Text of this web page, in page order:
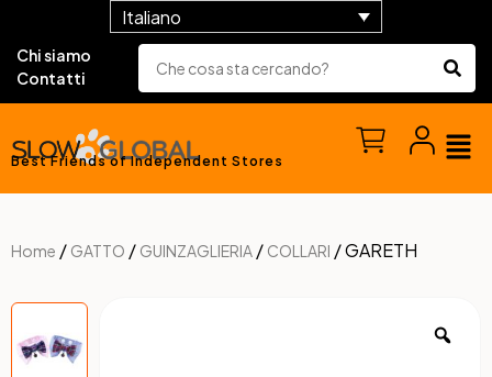
Italiano
Chi siamo
Contatti
Best Friends of Independent Stores
Home / GATTO / GUINZAGLIERIA / COLLARI / GARETH